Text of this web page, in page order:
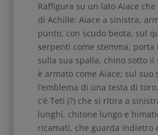
Raffigura su un lato Aiace
di Achille: Aiace a sinistra,
punto, con scudo beota, sul
serpenti come stemma,
sulla sua spalla, chino sotto il
è armato come Aiace; sul suo
l’emblema di una testa di
c’è Teti (?) che si ritira a
lunghi, chitone lungo e
ricamati, che guarda indietro